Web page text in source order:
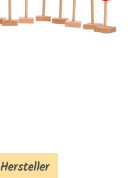
Hersteller